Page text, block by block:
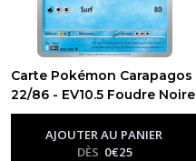
Carte Pokémon Carapagos
22/86 - EV10.5 Foudre Noire
-Ev10.5 - Foudre Noire
AJOUTER AU PANIER
DÈS 0€25